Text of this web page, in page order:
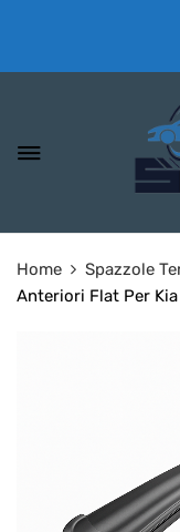
Home Spazzole
Anteriori Flat Per